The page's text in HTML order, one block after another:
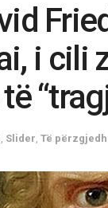
i cili
Slider Të